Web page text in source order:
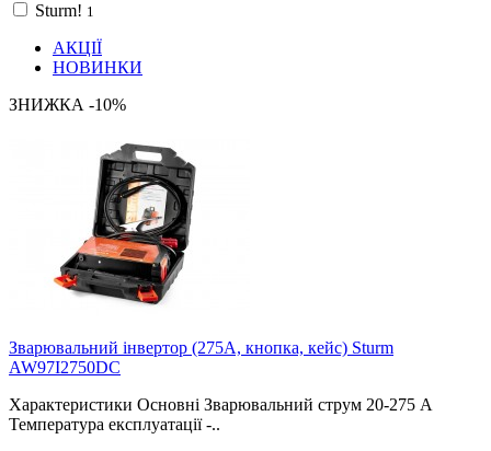
Sturm! 1
АКЦІЇ
НОВИНКИ
ЗНИЖКА -10%
Зварювальний інвертор (275А, кнопка, кейс) Sturm
AW97I2750DC
Характеристики Основні Зварювальний струм 20-275 А
Температура експлуатації -..